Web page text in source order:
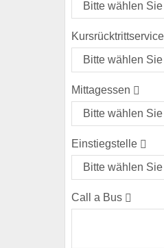
Kursrücktrittservice
Mittagessen
Einstiegstelle
Call a Bus